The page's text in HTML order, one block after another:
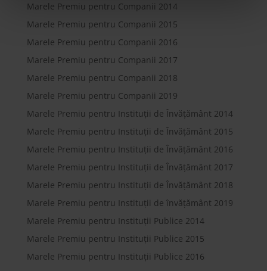
Marele Premiu pentru Companii 2014
Marele Premiu pentru Companii 2015
Marele Premiu pentru Companii 2016
Marele Premiu pentru Companii 2017
Marele Premiu pentru Companii 2018
Marele Premiu pentru Companii 2019
Marele Premiu pentru Instituții de Învățământ 2014
Marele Premiu pentru Instituții de Învățământ 2015
Marele Premiu pentru Instituții de Învățământ 2016
Marele Premiu pentru Instituții de Învățământ 2017
Marele Premiu pentru Instituții de Învățământ 2018
Marele Premiu pentru Instituții de învățământ 2019
Marele Premiu pentru Instituții Publice 2014
Marele Premiu pentru Instituții Publice 2015
Marele Premiu pentru Instituții Publice 2016